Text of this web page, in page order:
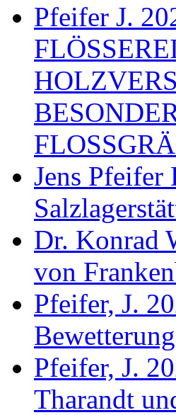
Pfeifer J.
Jens Pfeifer
Dr. Konrad
von
Pfeifer, J.
Pfeifer, J.
Tharandt